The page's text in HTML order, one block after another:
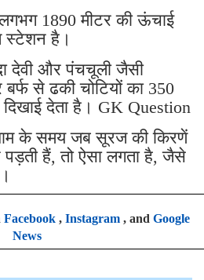
1890 मीटर की ऊंचाई
स्टेशन है।
देवी और पंचचूली जैसी
से ढकी चोटियों का 350
देता है। GK Question
के समय जब सूरज की किरणें
पड़ती हैं, तो ऐसा लगता है, जैसे
Facebook, Instagram, and Google
News